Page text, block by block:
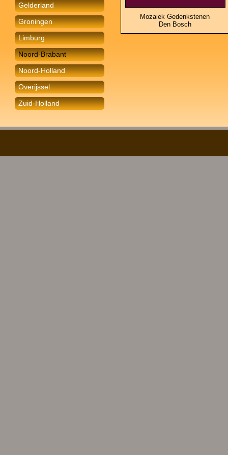
Gelderland
Groningen
Limburg
Noord-Brabant
Noord-Holland
Overijssel
Zuid-Holland
Mozaiek Gedenkstenen
Den Bosch